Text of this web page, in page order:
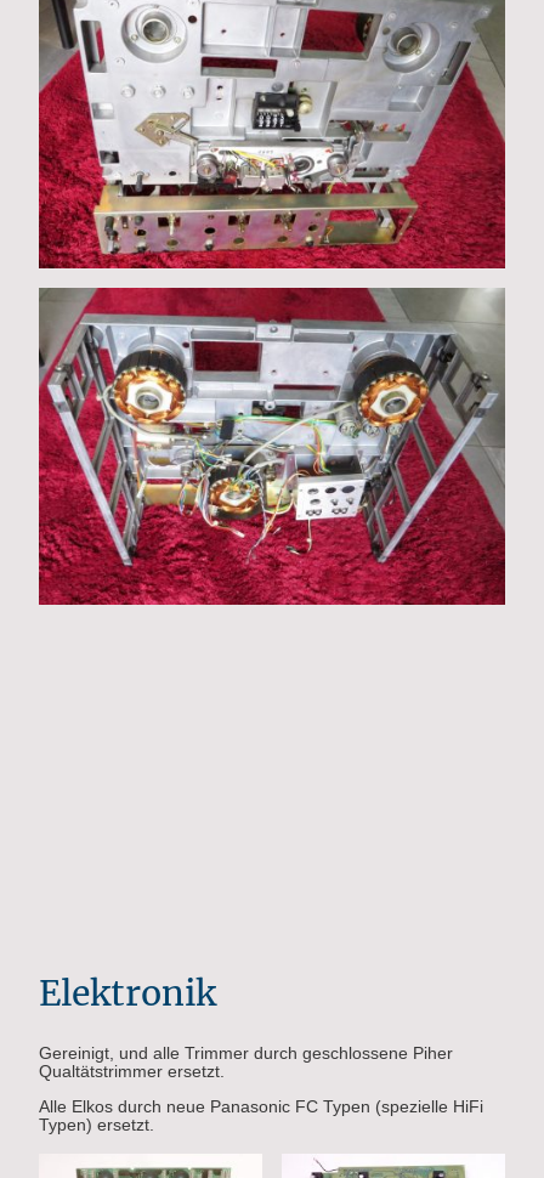
Elektronik
Gereinigt, und alle Trimmer durch geschlossene Piher
Qualtätstrimmer ersetzt.
Alle Elkos durch neue Panasonic FC Typen (spezielle HiFi
Typen) ersetzt.